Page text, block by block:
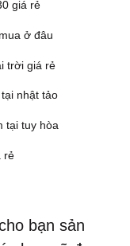
bạn sản